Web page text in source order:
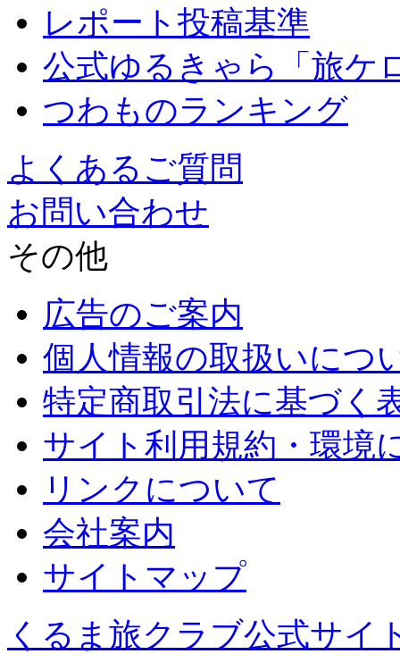
レポート投稿基準
公式ゆるきゃら「旅ケ
つわものランキング
よくあるご質問
お問い合わせ
その他
広告のご案内
個人情報の取扱いにつ
特定商取引法に基づく
サイト利用規約・環境
リンクについて
会社案内
サイトマップ
くるま旅クラブ公式サイ